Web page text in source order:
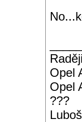
Opel
Opel
???